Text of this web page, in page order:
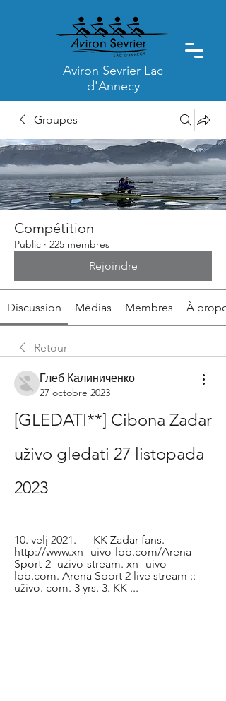
Aviron Sevrier Lac
d'Annecy
Groupes
Compétition
Public · 225 membres
Rejoindre
Discussion Médias Membres À
Retour
Глеб Калиниченко
27 octobre 2023
[GLEDATI**] Cibona Zadar
uživo gledati 27 listopada
2023
10. velj 2021. — KK Zadar fans.
http://www.xn--uivo-lbb.com/Arena-
Sport-2- uzivo-stream. xn--uivo-
lbb.com. Arena Sport 2 live stream ::
uživo. com. 3 yrs. 3. KK ...